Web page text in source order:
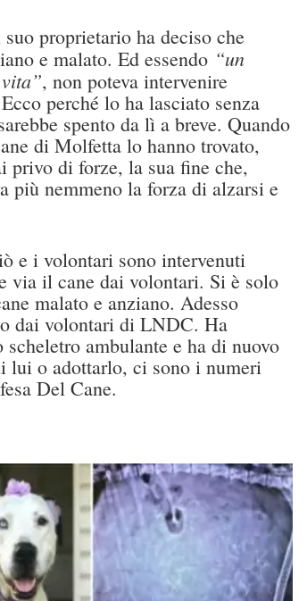
proprietario ha deciso che
e malato. Ed essendo “un
, non poteva intervenire
perché lo ha lasciato senza
spento da lì a breve. Quando
di Molfetta lo hanno trovato,
privo di forze, la sua fine che,
più nemmeno la forza di alzarsi e
e i volontari sono intervenuti
via il cane dai volontari. Si è solo
malato e anziano. Adesso
dai volontari di LNDC. Ha
ambulante e ha di nuovo
lui o adottarlo, ci sono i numeri
Del Cane.